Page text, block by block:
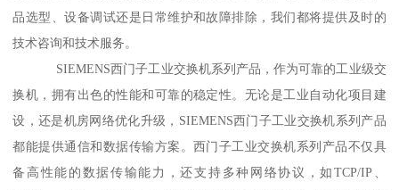
品选型、设备调试还是日常维护和故障排除，我们都将提供及时的
技术咨询和技术服务。
SIEMENS西门子工业交换机系列产品，作为可靠的工业级交
换机，拥有出色的性能和可靠的稳定性。无论是工业自动化项目建
设，还是机房网络优化升级，SIEMENS西门子工业交换机系列产品
都能提供通信和数据传输方案。西门子工业交换机系列产品不仅具
备高性能的数据传输能力，还支持多种网络协议，如TCP/IP、